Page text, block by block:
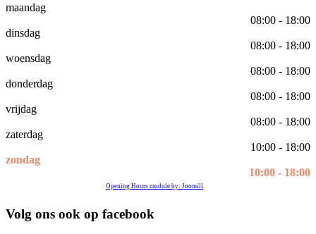
maandag
08:00 - 18:00
dinsdag
08:00 - 18:00
woensdag
08:00 - 18:00
donderdag
08:00 - 18:00
vrijdag
08:00 - 18:00
zaterdag
10:00 - 18:00
zondag
10:00 - 18:00
Opening Hours module by: Joomill
Volg ons ook op facebook